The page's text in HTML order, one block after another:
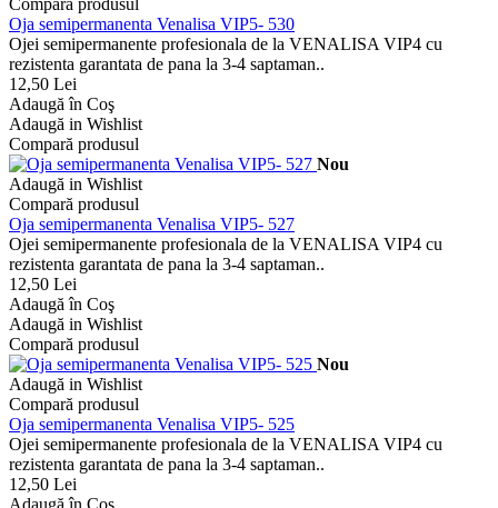
Compară produsul
Oja semipermanenta Venalisa VIP5- 530
Ojei semipermanente profesionala de la VENALISA VIP4 cu
rezistenta garantata de pana la 3-4 saptaman..
12,50 Lei
Adaugă în Coş
Adaugă in Wishlist
Compară produsul
Nou
Adaugă in Wishlist
Compară produsul
Oja semipermanenta Venalisa VIP5- 527
Ojei semipermanente profesionala de la VENALISA VIP4 cu
rezistenta garantata de pana la 3-4 saptaman..
12,50 Lei
Adaugă în Coş
Adaugă in Wishlist
Compară produsul
Nou
Adaugă in Wishlist
Compară produsul
Oja semipermanenta Venalisa VIP5- 525
Ojei semipermanente profesionala de la VENALISA VIP4 cu
rezistenta garantata de pana la 3-4 saptaman..
12,50 Lei